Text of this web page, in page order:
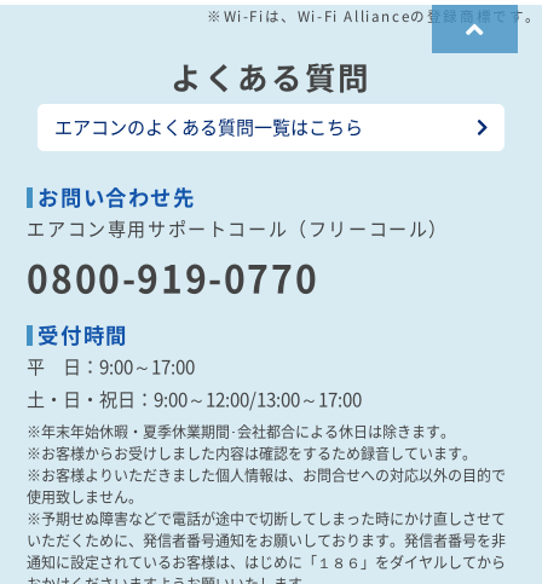
※Wi-Fiは、Wi-Fi Allianceの登録商標です。
よくある質問
エアコンのよくある質問一覧はこちら
お問い合わせ先
エアコン専用サポートコール（フリーコール）
0800-919-0770
受付時間
平 日 ：9:00～17:00
土・日・祝日 ：9:00～12:00/13:00～17:00
※年末年始休暇・夏季休業期間･会社都合による休日は除きます。
※お客様からお受けしました内容は確認をするため録音しています。
※お客様よりいただきました個人情報は、お問合せへの対応以外の目的で
使用致しません。
※予期せぬ障害などで電話が途中で切断してしまった時にかけ直しさせて
いただくために、発信者番号通知をお願いしております。発信者番号を非
通知に設定されているお客様は、はじめに「１８６」をダイヤルしてから